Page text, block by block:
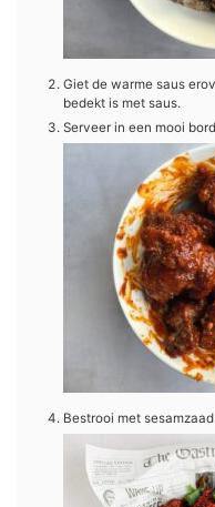
Giet de warme saus
bedekt is met saus.
Serveer in een mooi
Bestrooi met